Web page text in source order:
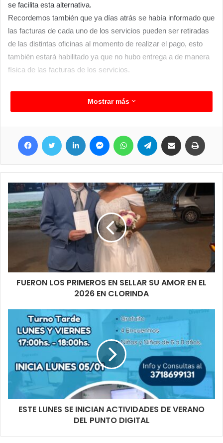
se facilita esta alternativa.
Recordemos también que ya días atrás se había informado que
las facturas de cada uno de los servicios pueden ser retiradas
de las distintas oficinas al momento de realizar el pago, esto
también estará habilitado ya que no hubo entrega a de manera
física de las facturas de los servicios.
Mostrar más
Facebook Twitter LinkedIn MessengerWhatsApp Telegram Compartir por correo electrónico
FUERON LOS PRIMEROS EN SELLAR SU AMOR EN EL
2026 EN CLORINDA
ESTE LUNES SE INICIAN ACTIVIDADES DE VERANO
DEL PUNTO DIGITAL